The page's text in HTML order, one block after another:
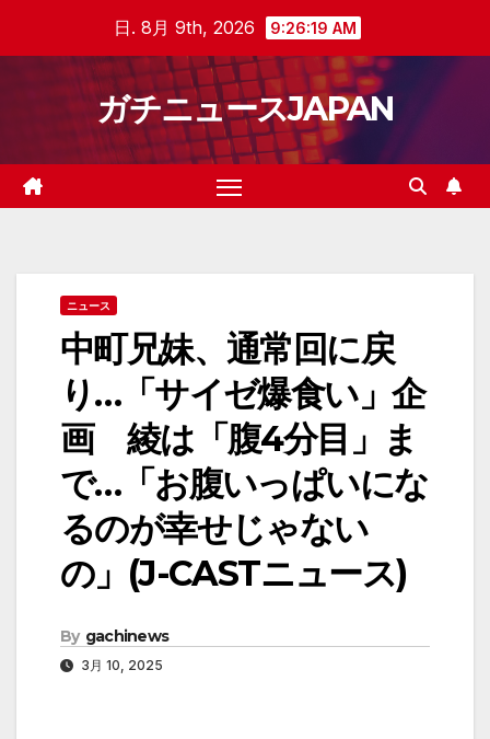
日. 8月 9th, 2026 9:26:20 AM
ガチニュースJAPAN
ニュース
中町兄妹、通常回に戻
り…「サイゼ爆食い」企
画 綾は「腹4分目」ま
で…「お腹いっぱいにな
るのが幸せじゃない
の」(J-CASTニュース)
By gachinews
3月 10, 2025